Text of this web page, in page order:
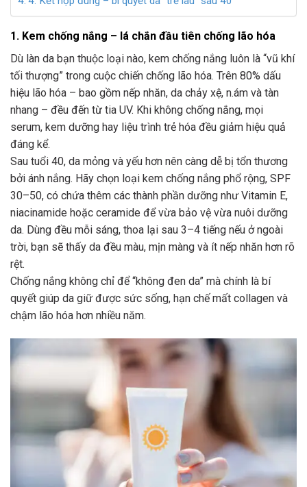
1. Kem chống nắng – lá chắn đầu tiên chống lão hóa
Dù làn da bạn thuộc loại nào, kem chống nắng luôn là “vũ khí
tối thượng” trong cuộc chiến chống lão hóa. Trên 80% dấu
hiệu lão hóa – bao gồm nếp nhăn, da chảy xệ, n.ám và tàn
nhang – đều đến từ tia UV. Khi không chống nắng, mọi
serum, kem dưỡng hay liệu trình trẻ hóa đều giảm hiệu quả
đáng kể.
Sau tuổi 40, da mỏng và yếu hơn nên càng dễ bị tổn thương
bởi ánh nắng. Hãy chọn loại kem chống nắng phổ rộng, SPF
30–50, có chứa thêm các thành phần dưỡng như Vitamin E,
niacinamide hoặc ceramide để vừa bảo vệ vừa nuôi dưỡng
da. Dùng đều mỗi sáng, thoa lại sau 3–4 tiếng nếu ở ngoài
trời, bạn sẽ thấy da đều màu, mịn màng và ít nếp nhăn hơn rõ
rệt.
Chống nắng không chỉ để “không đen da” mà chính là bí
quyết giúp da giữ được sức sống, hạn chế mất collagen và
chậm lão hóa hơn nhiều năm.